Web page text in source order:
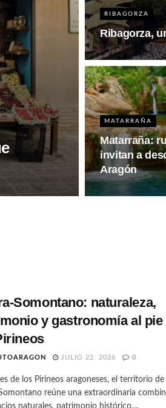
RIBAGORZA
Ribagorza,
MATARRAÑA
Matarraña:
invitan a
Aragón
Somontano: naturaleza,
y gastronomía al pie
JULIO 22, 2026 0
de los Pirineos aragoneses, el territorio de
reúne una extraordinaria
naturales, patrimonio histórico,...